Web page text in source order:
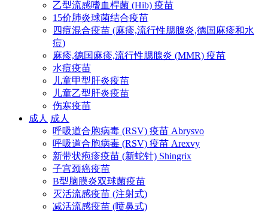
乙型流感嗜血桿菌 (Hib) 疫苗
15价肺炎球菌结合疫苗
四痘混合疫苗 (麻疹,流行性腮腺炎,德国麻疹和水
痘)
麻疹,德国麻疹,流行性腮腺炎 (MMR) 疫苗
水痘疫苗
儿童甲型肝炎疫苗
儿童乙型肝炎疫苗
伤寒疫苗
成人 成人
呼吸道合胞病毒 (RSV) 疫苗 Abrysvo
呼吸道合胞病毒 (RSV) 疫苗 Arexvy
新带状疱疹疫苗 (新蛇针) Shingrix
子宫颈癌疫苗
B型脑膜炎双球菌疫苗
灭活流感疫苗 (注射式)
减活流感疫苗 (喷鼻式)